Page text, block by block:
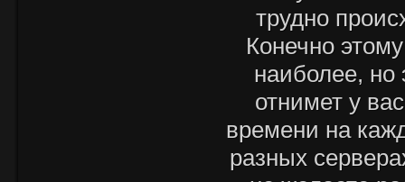
трудно
Конечно
наиболее, но
отнимет у
времени на
разных